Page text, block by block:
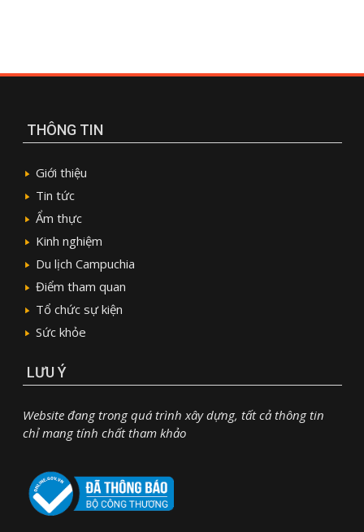
THÔNG TIN
Giới thiệu
Tin tức
Ẩm thực
Kinh nghiệm
Du lịch Campuchia
Điểm tham quan
Tổ chức sự kiện
Sức khỏe
LƯU Ý
Website đang trong quá trình xây dựng, tất cả thông tin
chỉ mang tính chất tham khảo